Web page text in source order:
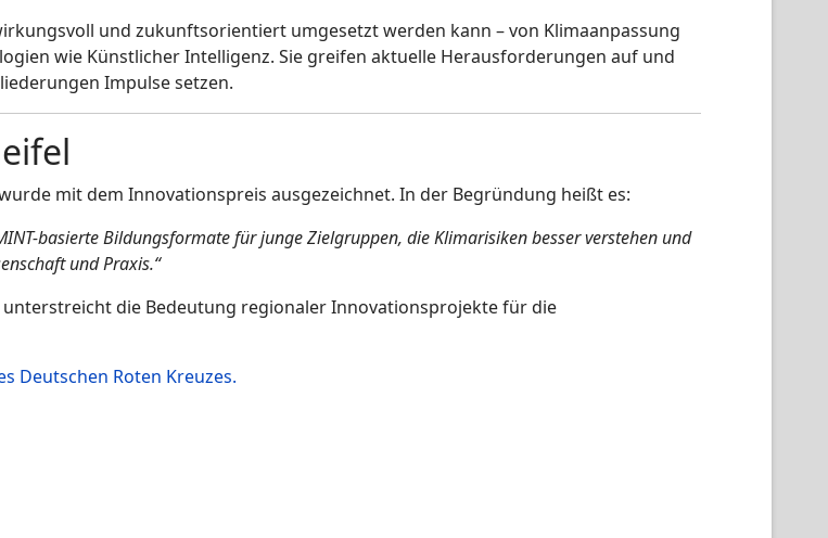
und zukunftsorientiert umgesetzt werden kann – von Klimaanpassung
wie Künstlicher Intelligenz. Sie greifen aktuelle Herausforderungen auf und
Impulse setzen.
mit dem Innovationspreis ausgezeichnet. In der Begründung heißt es:
basierte Bildungsformate für junge Zielgruppen, die Klimarisiken besser verstehen und
und Praxis.“
die Bedeutung regionaler Innovationsprojekte für die
Deutschen Roten Kreuzes.